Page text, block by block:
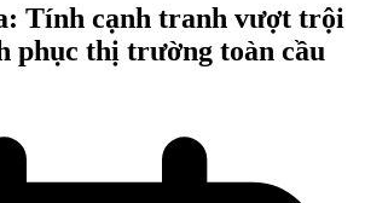
Tính cạnh tranh vượt trội
phục thị trường toàn cầu